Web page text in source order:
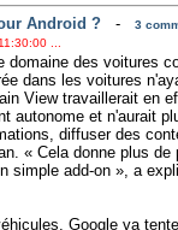
Android ?-
3
...
des voitures
dans les voitures
View travaillerait en
autonome et n'aurait
diffuser des
« Cela donne plus
simple add-on », a
Google va